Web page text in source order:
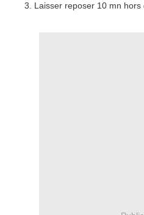
Laisser reposer 10 mn hors